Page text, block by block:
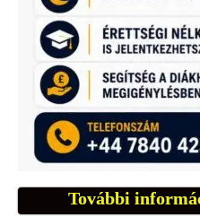
További